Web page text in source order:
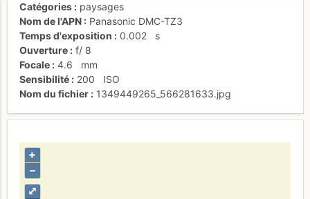
Catégories
paysages
Nom de l'APN
Panasonic DMC-TZ3
Temps d'exposition
0.002
s
Ouverture
f/ 8
Focale
4.6
mm
Sensibilité
200
ISO
Nom du fichier
1349449265_566281633.jpg
⤢
+
–